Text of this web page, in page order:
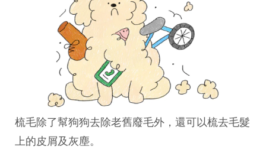
梳毛除了幫狗狗去除老舊廢毛外，還可以梳去毛髮
上的皮屑及灰塵。